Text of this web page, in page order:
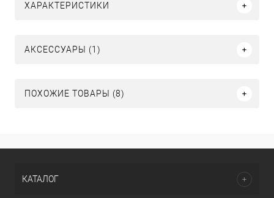
ХАРАКТЕРИСТИКИ
АКСЕССУАРЫ (1)
ПОХОЖИЕ ТОВАРЫ (8)
КАТАЛОГ